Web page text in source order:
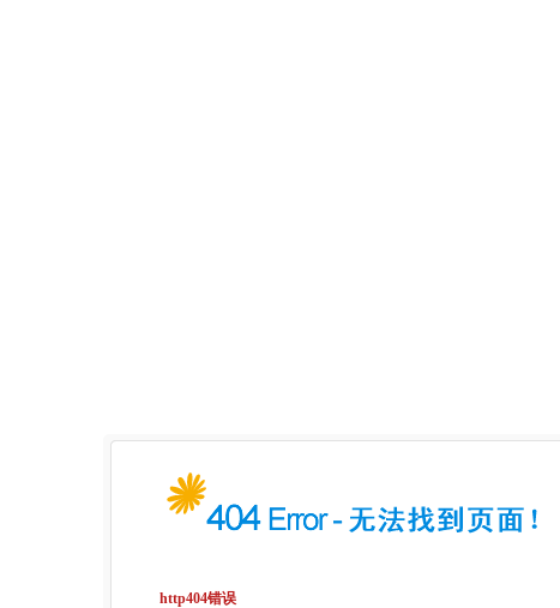
http404错误